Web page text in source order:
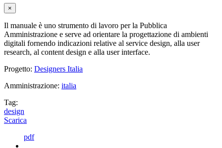
×
Il manuale è uno strumento di lavoro per la Pubblica
Amministrazione e serve ad orientare la progettazione di ambienti
digitali fornendo indicazioni relative al service design, alla user
research, al content design e alla user interface.
Progetto: Designers Italia
Amministrazione: italia
Tag:
design
Scarica
pdf